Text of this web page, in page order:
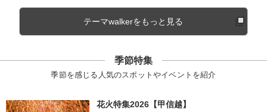
テーマwalkerをもっと見る
季節特集
季節を感じる人気のスポットやイベントを紹介
花火特集2026【甲信越】